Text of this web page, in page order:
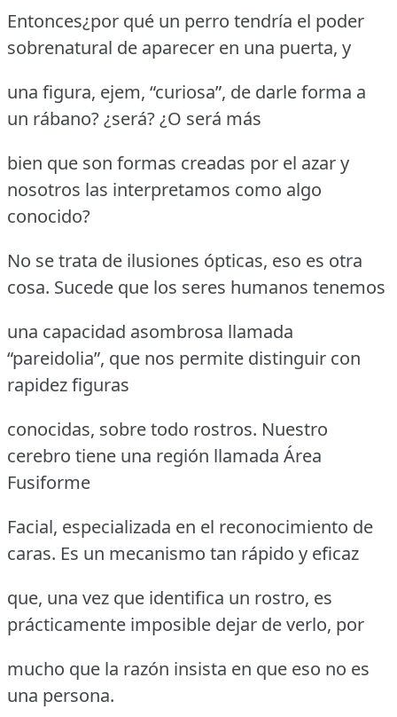
Entonces¿por qué un perro tendría el poder
sobrenatural de aparecer en una puerta, y
una figura, ejem, “curiosa”, de darle forma a
un rábano? ¿será? ¿O será más
bien que son formas creadas por el azar y
nosotros las interpretamos como algo
conocido?
No se trata de ilusiones ópticas, eso es otra
cosa. Sucede que los seres humanos tenemos
una capacidad asombrosa llamada
“pareidolia”, que nos permite distinguir con
rapidez figuras
conocidas, sobre todo rostros. Nuestro
cerebro tiene una región llamada Área
Fusiforme
Facial, especializada en el reconocimiento de
caras. Es un mecanismo tan rápido y eficaz
que, una vez que identifica un rostro, es
prácticamente imposible dejar de verlo, por
mucho que la razón insista en que eso no es
una persona.